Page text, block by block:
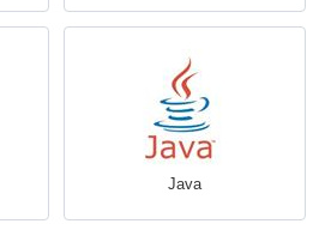
Java